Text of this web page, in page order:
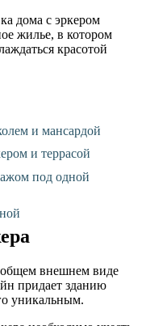
дома с эркером
жилье, в котором
красотой
и мансардой
и террасой
под одной
общем внешнем виде
придает зданию
уникальным.